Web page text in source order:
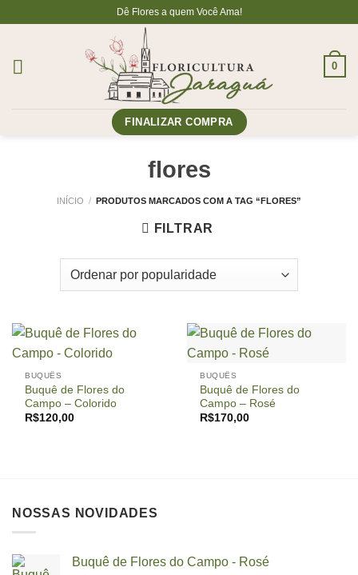
Dê Flores a quem Você Ama!
0
FINALIZAR COMPRA
flores
INÍCIO / PRODUTOS MARCADOS COM A TAG “FLORES”
FILTRAR
BUQUÊS
Buquê de Flores do
Campo – Colorido
R$120,00
BUQUÊS
Buquê de Flores do
Campo – Rosé
R$170,00
NOSSAS NOVIDADES
Buquê de Flores do Campo - Rosé